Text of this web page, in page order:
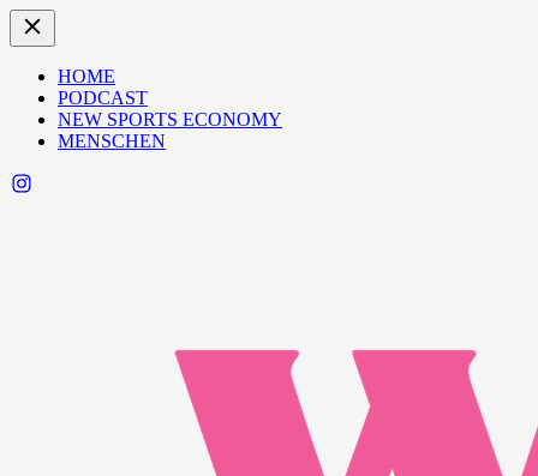
HOME
PODCAST
NEW SPORTS ECONOMY
MENSCHEN